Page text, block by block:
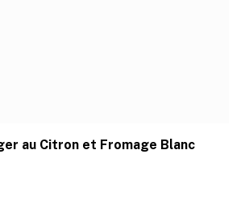
au Citron et Fromage Blanc